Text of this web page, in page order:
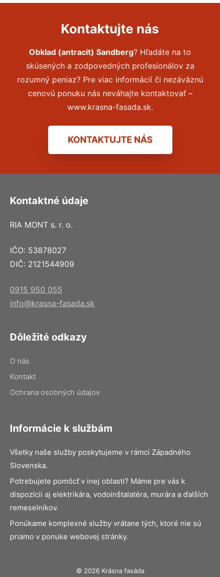
Kontaktujte nás
Obklad (antracit) Sandberg? Hľadáte na to
skúsených a zodpovedných profesionálov za
rozumný peniaz? Pre viac informácií či nezáväznú
cenovú ponuku nás neváhajte kontaktovať –
www.krasna-fasada.sk.
KONTAKTUJTE NÁS
Kontaktné údaje
RIA MONT s. r. o.
IČO: 53878027
DIČ: 2121544909
0915 950 055
info@krasna-fasada.sk
Dôležité odkazy
O nás
Kontakt
Ochrana osobných údajov
Informácie k službám
Všetky naše služby poskytujeme v rámci Západného
Slovenska.
Potrebujete pomôcť v inej oblasti? Máme pre vás k
dispozícii aj elektrikára, vodoinštalatéra, murára a ďalších
remeselníkov.
Ponúkame komplexné služby vrátane tých, ktoré nie sú
priamo v ponuke webovej stránky.
© 2026 Krásna fasáda